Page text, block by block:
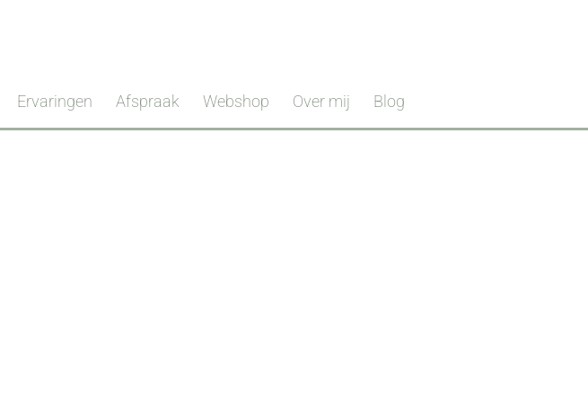
Ervaringen Afspraak Webshop Over mij Blog